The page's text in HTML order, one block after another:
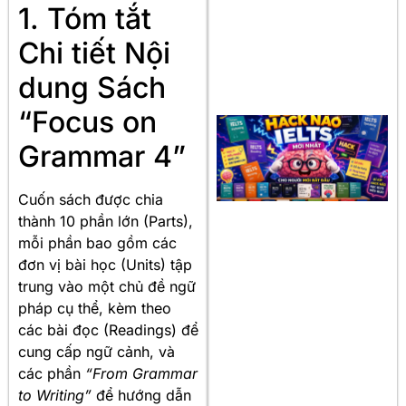
1. Tóm tắt
Chi tiết Nội
dung Sách
“Focus on
Grammar 4”
Cuốn sách được chia
thành 10 phần lớn (Parts),
mỗi phần bao gồm các
đơn vị bài học (Units) tập
trung vào một chủ đề ngữ
pháp cụ thể, kèm theo
các bài đọc (Readings) để
cung cấp ngữ cảnh, và
các phần “From Grammar
to Writing” để hướng dẫn